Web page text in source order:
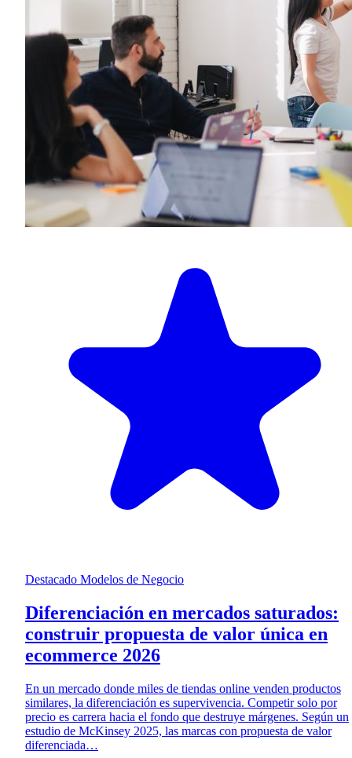
Destacado Modelos de Negocio
Diferenciación en mercados saturados:
construir propuesta de valor única en
ecommerce 2026
En un mercado donde miles de tiendas online venden productos
similares, la diferenciación es supervivencia. Competir solo por
precio es carrera hacia el fondo que destruye márgenes. Según un
estudio de McKinsey 2025, las marcas con propuesta de valor
diferenciada…